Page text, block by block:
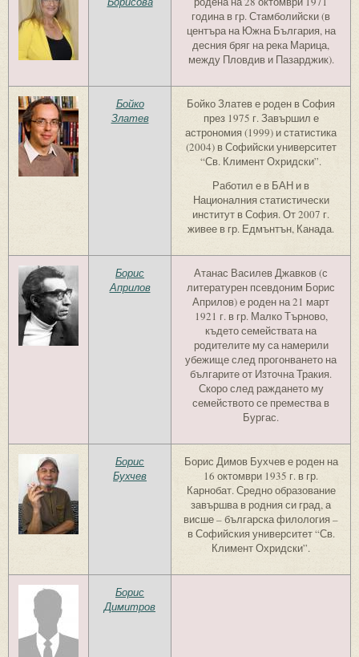
година в гр. Стамболийски (в
центъра на Южна България, на
десния бряг на река Марица,
между Пловдив и Пазарджик).
Бойко
Златев
Бойко Златев е роден в София
през 1975 г. Завършил е
астрономия (1999) и статистика
(2004) в Софийски университет
“Св. Климент Охридски”.
Работил е в БАН и в
Националния статистически
институт в София. От 2007 г.
живее в гр. Едмънтън, Канада.
Борис
Априлов
Атанас Василев Джавков (с
литературен псевдоним Борис
Априлов) е роден на 21 март
1921 г. в гр. Малко Търново,
където семействата на
родителите му са намерили
убежище след прогонването на
българите от Източна Тракия.
Скоро след раждането му
семейството се премества в
Бургас.
Борис
Бухчев
Борис Димов Бухчев е роден на
16 октомври 1935 г. в гр.
Карнобат. Средно образование
завършва в родния си град, а
висше – българска филология –
в Софийския университет “Св.
Климент Охридски”.
Борис
Димитров